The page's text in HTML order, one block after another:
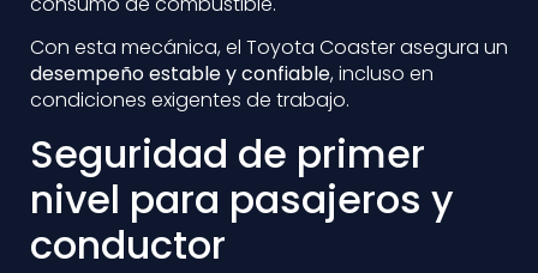
Con esta mecánica, el Toyota Coaster asegura un
desempeño estable y confiable, incluso en
condiciones exigentes de trabajo.
Seguridad de primer
nivel para pasajeros y
conductor